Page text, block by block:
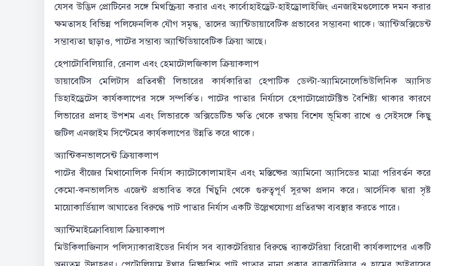
যেসব উদ্ভিদ প্রোটিনের সঙ্গে মিথস্ক্রিয়া করার এবং কার্বোহাইড্রেট-হাইড্রোলাইজিং এনজাইমগুলোকে দমন করার
ক্ষমতাসহ বিভিন্ন পলিফেনলিক যৌগ সমৃদ্ধ, তাদের অ্যান্টিডায়াবেটিক প্রভাবের সম্ভাবনা থাকে। অ্যান্টিঅক্সিডেন্ট
সম্ভাব্যতা ছাড়াও, পাটের সম্ভাব্য অ্যান্টিডিয়াবেটিক ক্রিয়া আছে।
হেপাটোবিলিয়ারি, রেনাল এবং হেমাটোলজিকাল ক্রিয়াকলাপ
ডায়াবেটিস মেলিটাস প্রতিবন্ধী লিভারের কার্যকারিতা হেপাটিক ডেল্টা-অ্যামিনোলেভিউলিনিক অ্যাসিড
ডিহাইড্রেটেস কার্যকলাপের সঙ্গে সম্পর্কিত। পাটের পাতার নির্যাসে হেপাটোপ্রোটেক্টিভ বৈশিষ্ট্য থাকার কারণে
লিভারের প্রদাহ উপশম এবং লিভারকে অক্সিডেটিভ ক্ষতি থেকে রক্ষায় বিশেষ ভূমিকা রাখে ও সেইসঙ্গে কিছু
জটিল এনজাইম সিস্টেমের কার্যকলাপের উন্নতি করে থাকে।
অ্যান্টিকনভালসেন্ট ক্রিয়াকলাপ
পাটের বীজের মিথানোলিক নির্যাস ক্যাটোকোলামাইন এবং মস্তিষ্কের অ্যামিনো অ্যাসিডের মাত্রা পরিবর্তন করে
কেমো-কনভালসিভ এজেন্ট প্রভাবিত করে খিঁচুনি থেকে গুরুত্বপূর্ণ সুরক্ষা প্রদান করে। আর্সেনিক দ্বারা সৃষ্ট
মায়োকার্ডিয়াল আঘাতের বিরুদ্ধে পাট পাতার নির্যাস একটি উল্লেখযোগ্য প্রতিরক্ষা ব্যবস্থার করতে পারে।
অ্যান্টিমাইক্রোবিয়াল ক্রিয়াকলাপ
মিউকিলাজিনাস পলিস্যাকারাইডের নির্যাস সব ব্যাকটেরিয়ার বিরুদ্ধে ব্যাকটেরিয়া বিরোধী কার্যকলাপের একটি